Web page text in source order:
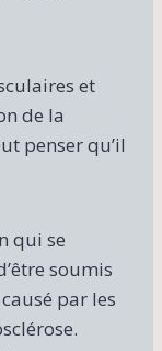
et
de la
penser qu’il
qui se
soumis
par les